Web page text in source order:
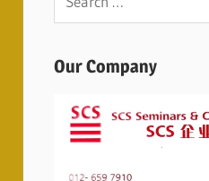
Our Company